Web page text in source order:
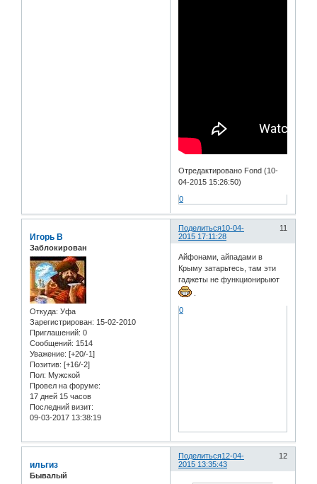
Отредактировано Fond (10-
04-2015 15:26:50)
0
Поделиться 11
10-04-
2015 17:11:28
Игорь В
Заблокирован
Откуда: Уфа
Зарегистрирован: 15-02-2010
Приглашений: 0
Сообщений: 1514
Уважение: [+20/-1]
Позитив: [+16/-2]
Пол: Мужской
Провел на форуме:
17 дней 15 часов
Последний визит:
09-03-2017 13:38:19
Айфонами, айпадами в
Крыму затарьтесь, там эти
гаджеты не функционирыют
0
Поделиться 12
12-04-
2015 13:35:43
ильгиз
Бывалый